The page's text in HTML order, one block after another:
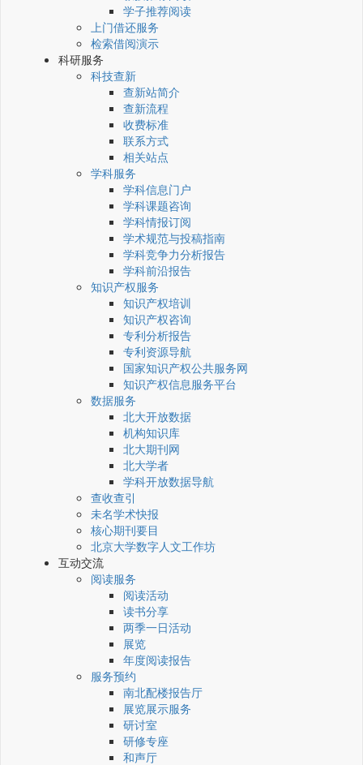
学子推荐阅读
上门借还服务
检索借阅演示
科研服务
科技查新
查新站简介
查新流程
收费标准
联系方式
相关站点
学科服务
学科信息门户
学科课题咨询
学科情报订阅
学术规范与投稿指南
学科竞争力分析报告
学科前沿报告
知识产权服务
知识产权培训
知识产权咨询
专利分析报告
专利资源导航
国家知识产权公共服务网
知识产权信息服务平台
数据服务
北大开放数据
机构知识库
北大期刊网
北大学者
学科开放数据导航
查收查引
未名学术快报
核心期刊要目
北京大学数字人文工作坊
互动交流
阅读服务
阅读活动
读书分享
两季一日活动
展览
年度阅读报告
服务预约
南北配楼报告厅
展览展示服务
研讨室
研修专座
和声厅